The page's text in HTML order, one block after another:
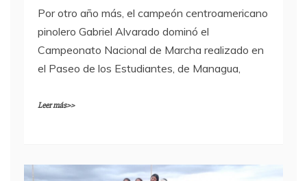
Por otro año más, el campeón centroamericano
pinolero Gabriel Alvarado dominó el
Campeonato Nacional de Marcha realizado en
el Paseo de los Estudiantes, de Managua,
Leer más>>